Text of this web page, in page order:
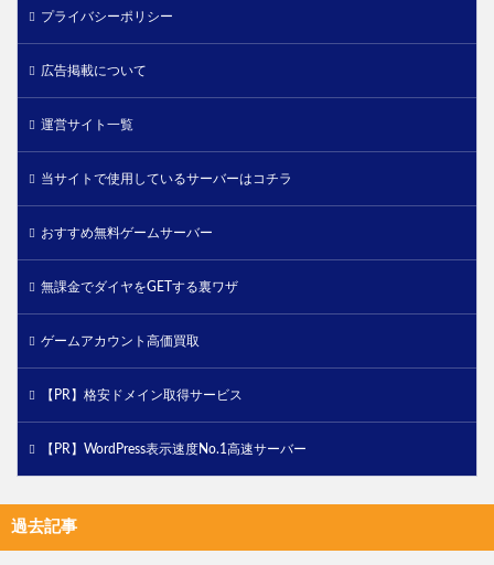
プライバシーポリシー
広告掲載について
運営サイト一覧
当サイトで使用しているサーバーはコチラ
おすすめ無料ゲームサーバー
無課金でダイヤをGETする裏ワザ
ゲームアカウント高価買取
【PR】格安ドメイン取得サービス
【PR】WordPress表示速度No.1高速サーバー
過去記事